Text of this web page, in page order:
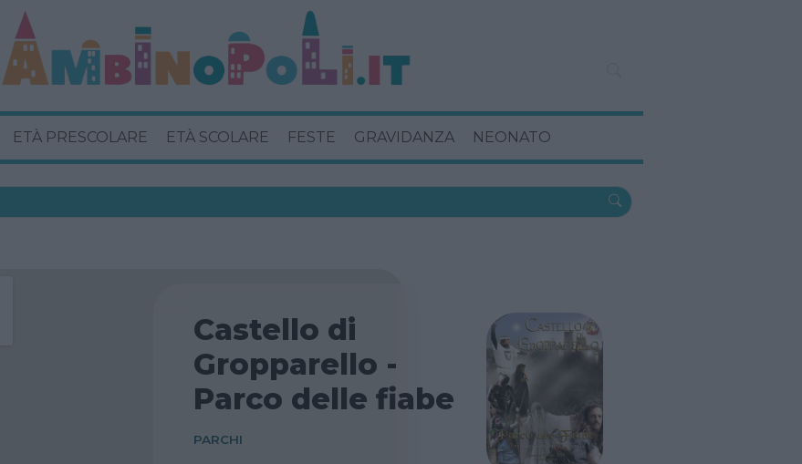
ETÀ PRESCOLARE ETÀ SCOLARE FESTE GRAVIDANZA NEONATO
Castello di
Gropparello -
Parco delle fiabe
PARCHI